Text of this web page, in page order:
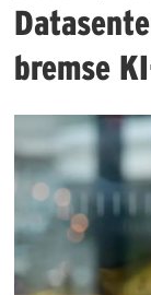
bremse